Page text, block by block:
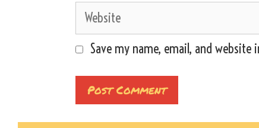
Website
Save my name, email, and